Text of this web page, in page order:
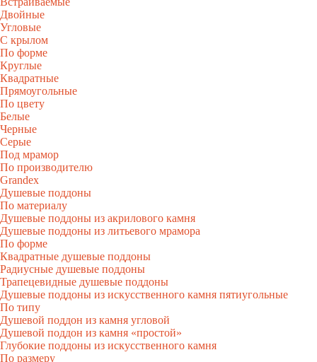
Двойные
Угловые
С крылом
По форме
Круглые
Квадратные
Прямоугольные
По цвету
Белые
Черные
Серые
Под мрамор
По производителю
Grandex
Душевые поддоны
По материалу
Душевые поддоны из акрилового камня
Душевые поддоны из литьевого мрамора
По форме
Квадратные душевые поддоны
Радиусные душевые поддоны
Трапецевидные душевые поддоны
Душевые поддоны из искусственного камня пятиугольные
По типу
Душевой поддон из камня угловой
Душевой поддон из камня «простой»
Глубокие поддоны из искусственного камня
По размеру